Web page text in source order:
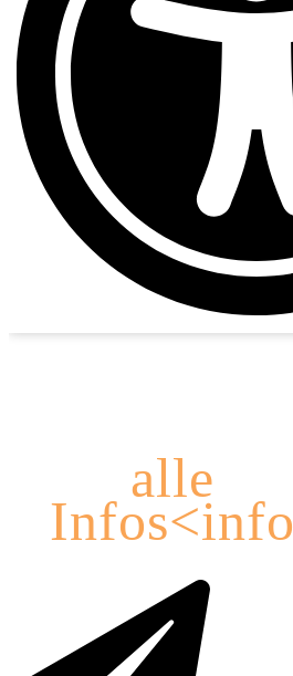
alle
Infos<info